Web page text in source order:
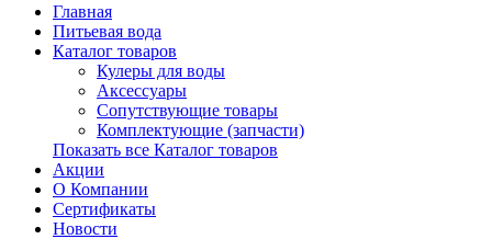
Главная
Питьевая вода
Каталог товаров
Кулеры для воды
Аксессуары
Сопутствующие товары
Комплектующие (запчасти)
Показать все Каталог товаров
Акции
О Компании
Сертификаты
Новости